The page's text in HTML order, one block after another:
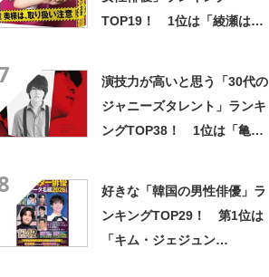
TOP19！ 1位は「綾瀬はる
​​演技力が高いと思う「30代の
ジャニーズタレント」ランキ
ングTOP38！ 1位は「亀梨
好きな「韓国の男性俳優」ラ
ンキングTOP29！ 第1位は
「キム・ジェジュン